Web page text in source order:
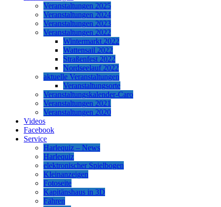
Veranstaltungen 2025
Veranstaltungen 2024
Veranstaltungen 2023
Veranstaltungen 2022
Wintermarkt 2022
Wattensail 2022
Straßenfest 2022
Nordseelauf 2022
aktuelle Veranstaltungen
Veranstaltungsorte
Veranstaltungskalender-Caro
Veranstaltungen 2021
Veranstaltungen 2020
Videos
Facebook
Service
Harlequiz – News
Harlequiz
elektronischer Spielbogen
Kleinanzeigen
Fotoseite
Kapitänshaus in 3D
Fähren